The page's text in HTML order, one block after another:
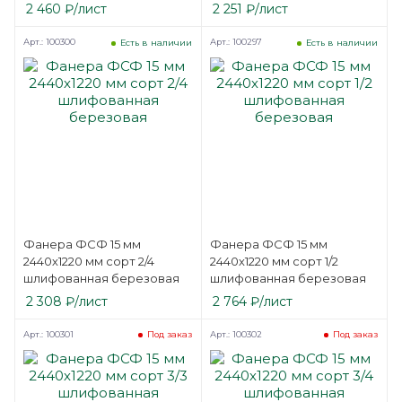
2 460 ₽/лист 2 251 ₽/лист
Фанера ФСФ 15 мм
2440х1220 мм сорт 2/4
шлифованная березовая
Есть в наличии
Арт.: 100300
2 308 ₽/лист
Фанера ФСФ 15 мм
2440х1220 мм сорт 1/2
шлифованная березовая
Есть в наличии
Арт.: 100297
2 764₽/лист
Под заказ
Арт.: 100301 Под заказ
Арт.: 100302